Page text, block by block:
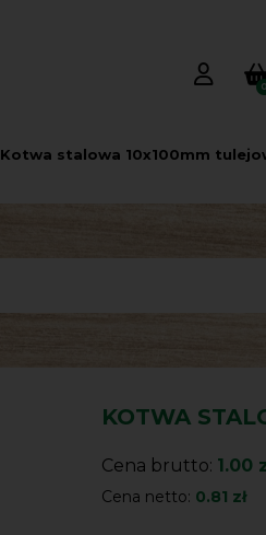
0
Kotwa stalowa 10x100mm
KOTWA
Cena brutto: 1.00
Cena netto: 0.81 zł